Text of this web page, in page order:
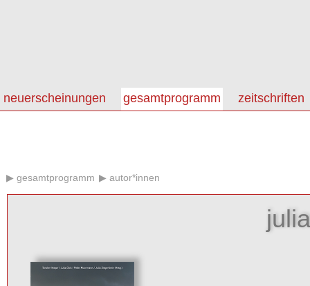
neuerscheinungen gesamtprogramm zeitschriften
gesamtprogramm autor*innen